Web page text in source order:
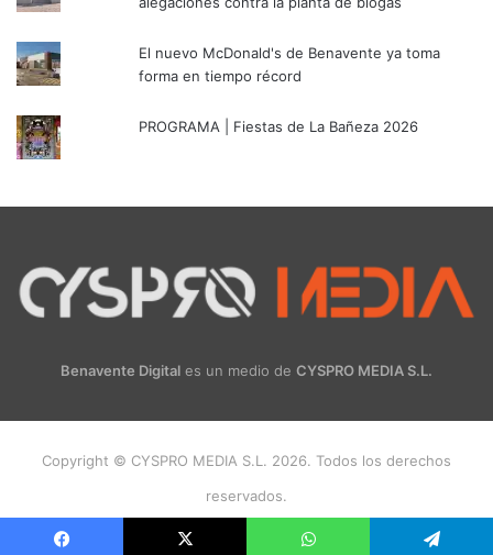
El nuevo McDonald's de Benavente ya toma
forma en tiempo récord
PROGRAMA | Fiestas de La Bañeza 2026
Benavente Digital es un medio de CYSPRO MEDIA S.L.
Copyright © CYSPRO MEDIA S.L. 2026. Todos los derechos
reservados.
Instagram